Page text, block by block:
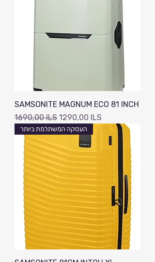
SAMSONITE MAGNUM ECO 81 INCH
Precio
1690,00 ILS Precio de oferta
1290,00 ILS
העסקה המשתלמת ביותר